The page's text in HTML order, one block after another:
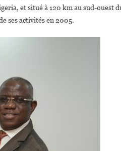
et situé à 120 km au sud-ouest
ses activités en 2005.